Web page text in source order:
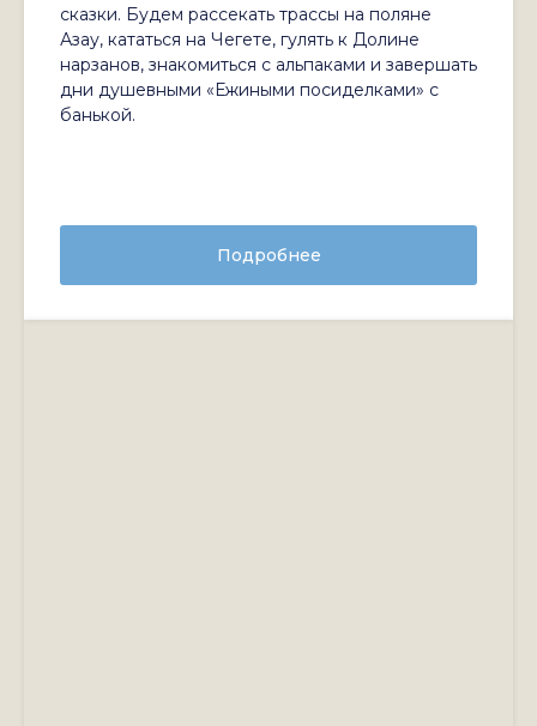
сказки. Будем рассекать трассы на поляне
Азау, кататься на Чегете, гулять к Долине
нарзанов, знакомиться с альпаками и завершать
дни душевными «Ежиными посиделками» с
банькой.
Подробнее